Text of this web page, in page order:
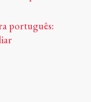
português: